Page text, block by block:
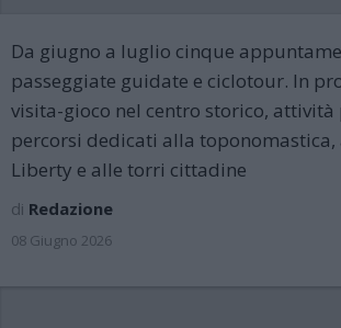
Da giugno a luglio cinque
passeggiate guidate e ciclotour. In
visita-gioco nel centro storico,
percorsi dedicati alla toponomastica,
Liberty e alle torri cittadine
di Redazione
08 Giugno 2026